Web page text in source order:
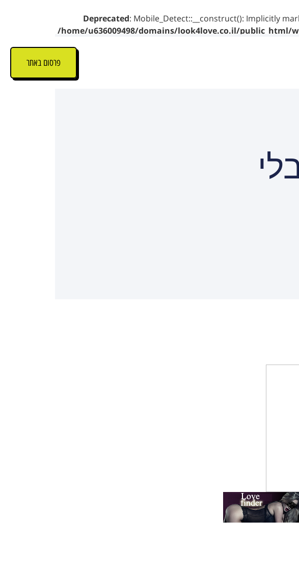
Deprecated: Mobile_Detect::__construct(): Implicitly
/home/u636009498/domains/look4love.co.il/
פרסום באתר